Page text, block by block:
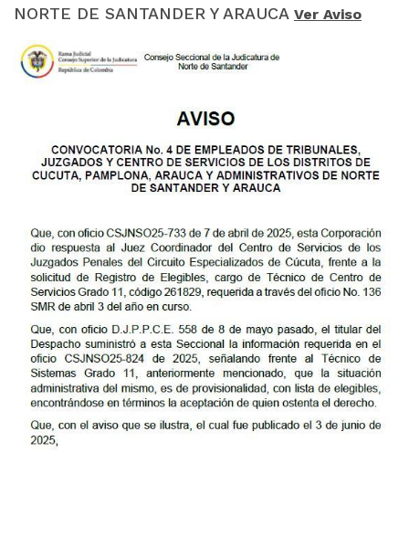
NORTE DE SANTANDER Y ARAUCA Ver Aviso